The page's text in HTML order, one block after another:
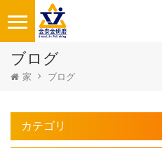
ブログ
家 ブログ
カテゴリ